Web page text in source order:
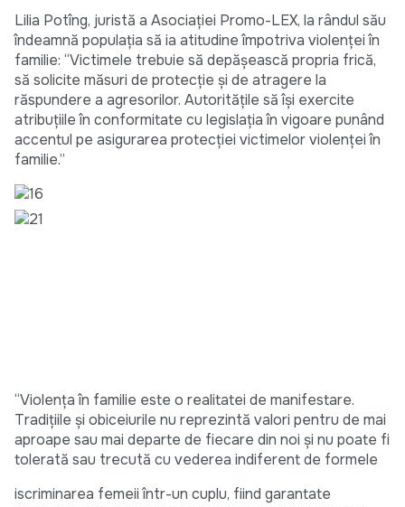
Lilia Potîng, juristă a Asociației Promo-LEX, la rândul său
îndeamnă populația să ia atitudine împotriva violenței în
familie: “Victimele trebuie să depășească propria frică,
să solicite măsuri de protecție și de atragere la
răspundere a agresorilor. Autoritățile să își exercite
atribuțiile în conformitate cu legislația în vigoare punând
accentul pe asigurarea protecției victimelor violenței în
familie.”
“Violenţa în familie este o realitatei de manifestare.
Tradiţiile şi obiceiurile nu reprezintă valori pentru de mai
aproape sau mai departe de fiecare din noi şi nu poate fi
tolerată sau trecută cu vederea indiferent de formele
iscriminarea femeii într-un cuplu, fiind garantate